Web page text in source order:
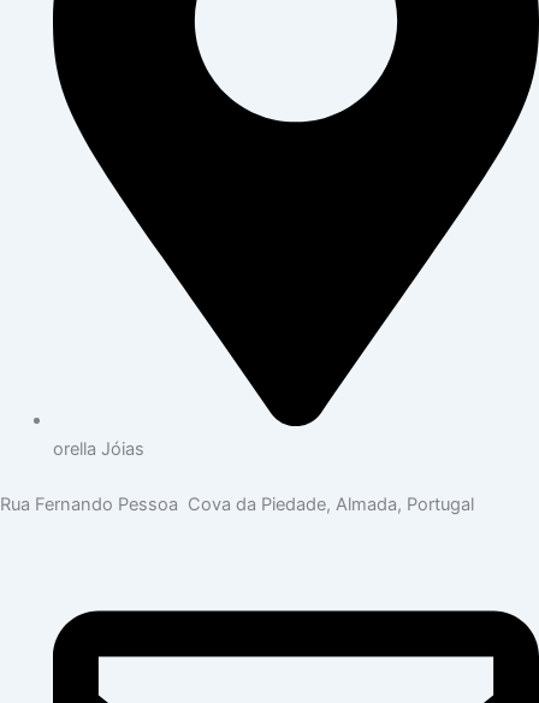
orella Jóias
Rua Fernando Pessoa Cova da Piedade, Almada, Portugal